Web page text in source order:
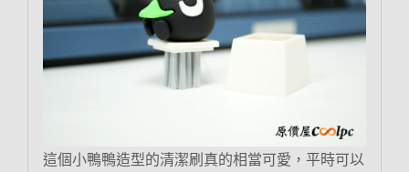
這個小鴨鴨造型的清潔刷真的相當可愛，平時可以